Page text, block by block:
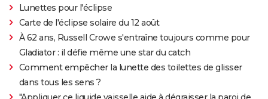
Lunettes pour l'éclipse
Carte de l'éclipse solaire du 12 août
À 62 ans, Russell Crowe s'entraîne toujours comme pour
Gladiator : il défie même une star du catch
Comment empêcher la lunette des toilettes de glisser
dans tous les sens ?